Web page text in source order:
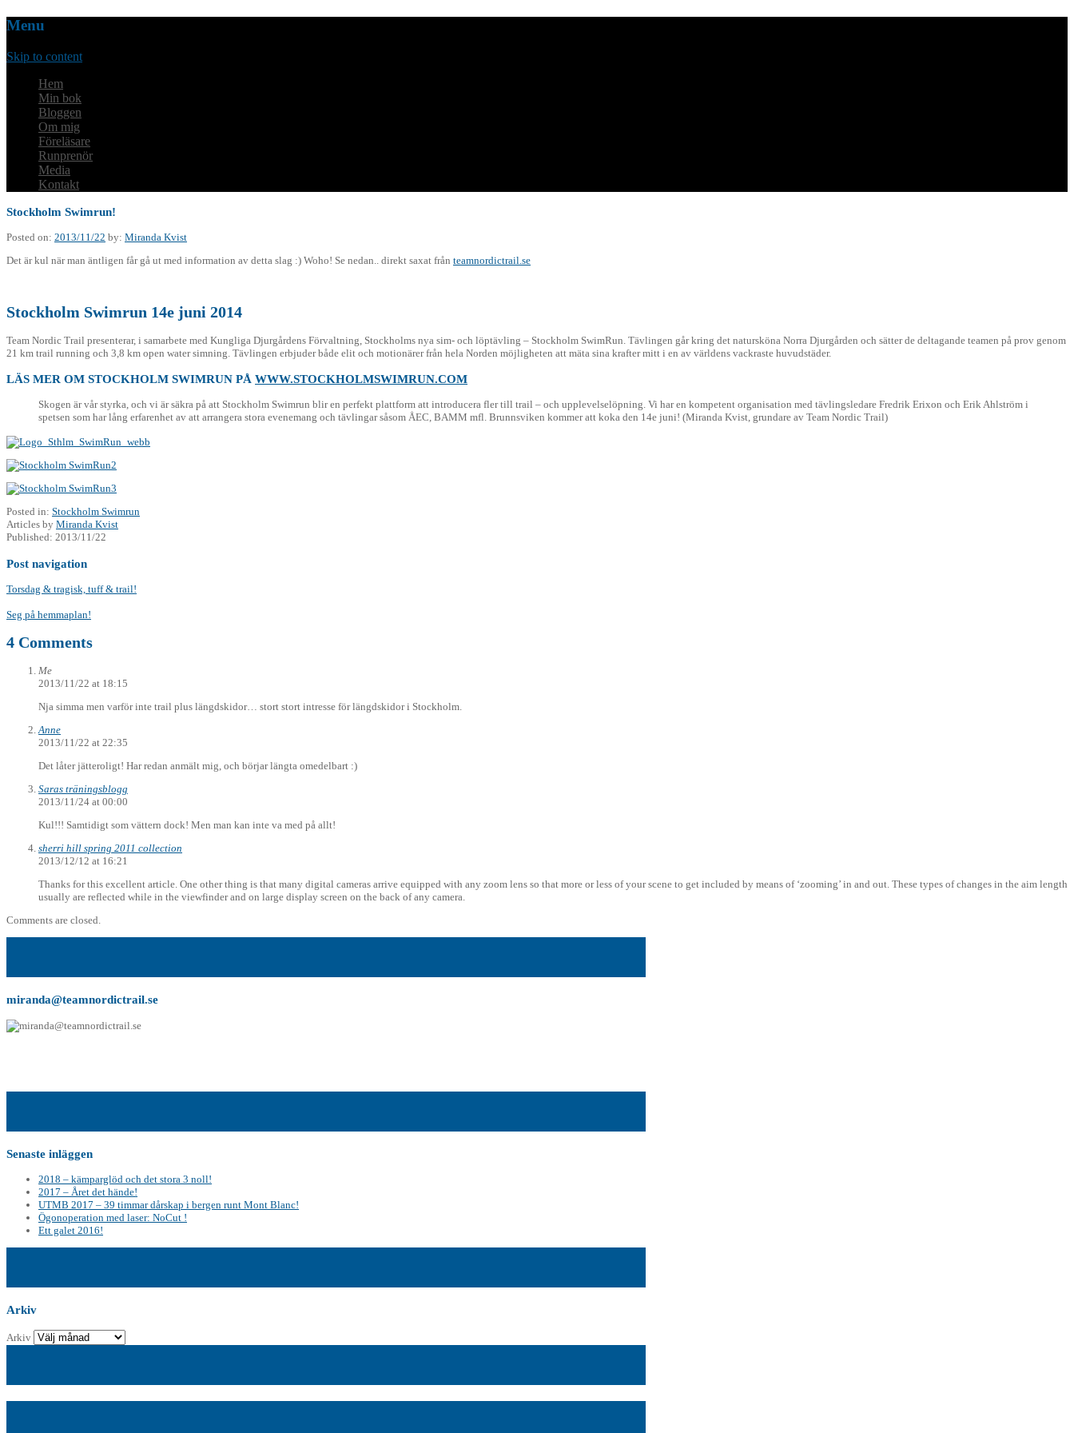
Menu
Skip to content
Hem
Min bok
Bloggen
Om mig
Föreläsare
Runprenör
Media
Kontakt
Stockholm Swimrun!
Posted on: 2013/11/22 by: Miranda Kvist
Det är kul när man äntligen får gå ut med information av detta slag :) Woho! Se nedan.. direkt saxat från teamnordictrail.se
Stockholm Swimrun 14e juni 2014
Team Nordic Trail presenterar, i samarbete med Kungliga Djurgårdens Förvaltning, Stockholms nya sim- och löptävling – Stockholm SwimRun. Tävlingen går kring det natursköna Norra Djurgården och sätter de deltagande teamen på prov genom
21 km trail running och 3,8 km open water simning. Tävlingen erbjuder både elit och motionärer från hela Norden möjligheten att mäta sina krafter mitt i en av världens vackraste huvudstäder.
LÄS MER OM STOCKHOLM SWIMRUN PÅ WWW.STOCKHOLMSWIMRUN.COM
Skogen är vår styrka, och vi är säkra på att Stockholm Swimrun blir en perfekt plattform att introducera fler till trail – och upplevelselöpning. Vi har en kompetent organisation med tävlingsledare Fredrik Erixon och Erik Ahlström i
spetsen som har lång erfarenhet av att arrangera stora evenemang och tävlingar såsom ÅEC, BAMM mfl. Brunnsviken kommer att koka den 14e juni! (Miranda Kvist, grundare av Team Nordic Trail)
Posted in: Stockholm Swimrun
Articles by Miranda Kvist
Published: 2013/11/22
Post navigation
Torsdag & tragisk, tuff & trail!
Seg på hemmaplan!
4 Comments
Me
2013/11/22 at 18:15
Nja simma men varför inte trail plus längdskidor… stort stort intresse för längdskidor i Stockholm.
Anne
2013/11/22 at 22:35
Det låter jätteroligt! Har redan anmält mig, och börjar längta omedelbart :)
Saras träningsblogg
2013/11/24 at 00:00
Kul!!! Samtidigt som vättern dock! Men man kan inte va med på allt!
sherri hill spring 2011 collection
2013/12/12 at 16:21
Thanks for this excellent article. One other thing is that many digital cameras arrive equipped with any zoom lens so that more or less of your scene to get included by means of ‘zooming’ in and out. These types of changes in the aim length
usually are reflected while in the viewfinder and on large display screen on the back of any camera.
Comments are closed.
miranda@teamnordictrail.se
Senaste inläggen
2018 – kämparglöd och det stora 3 noll!
2017 – Året det hände!
UTMB 2017 – 39 timmar dårskap i bergen runt Mont Blanc!
Ögonoperation med laser: NoCut !
Ett galet 2016!
Arkiv
Arkiv